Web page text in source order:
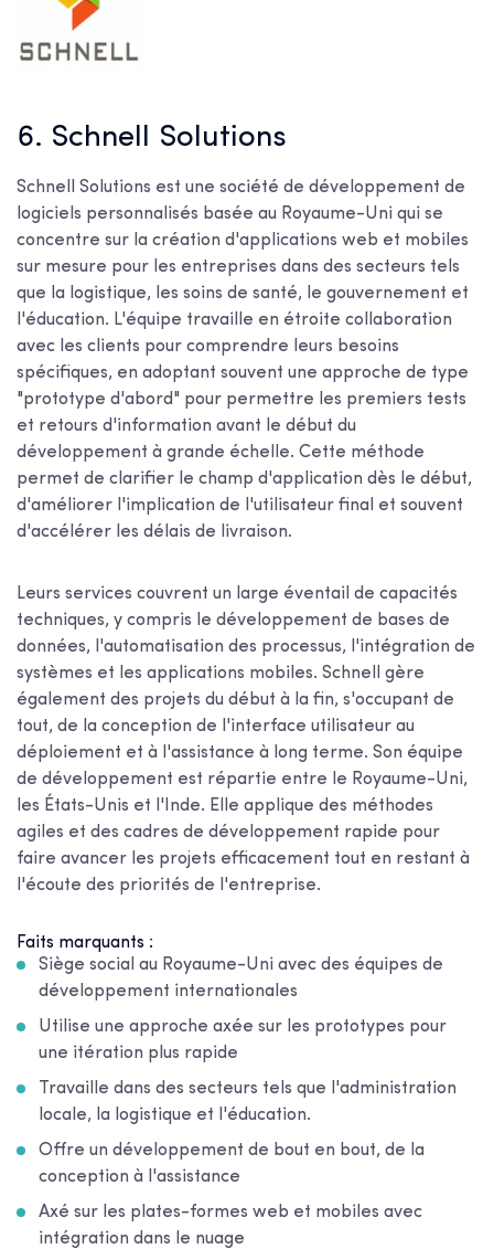
6. Schnell Solutions
Schnell Solutions est une société de développement de
logiciels personnalisés basée au Royaume-Uni qui se
concentre sur la création d'applications web et mobiles
sur mesure pour les entreprises dans des secteurs tels
que la logistique, les soins de santé, le gouvernement et
l'éducation. L'équipe travaille en étroite collaboration
avec les clients pour comprendre leurs besoins
spécifiques, en adoptant souvent une approche de type
"prototype d'abord" pour permettre les premiers tests
et retours d'information avant le début du
développement à grande échelle. Cette méthode
permet de clarifier le champ d'application dès le début,
d'améliorer l'implication de l'utilisateur final et souvent
d'accélérer les délais de livraison.
Leurs services couvrent un large éventail de capacités
techniques, y compris le développement de bases de
données, l'automatisation des processus, l'intégration de
systèmes et les applications mobiles. Schnell gère
également des projets du début à la fin, s'occupant de
tout, de la conception de l'interface utilisateur au
déploiement et à l'assistance à long terme. Son équipe
de développement est répartie entre le Royaume-Uni,
les États-Unis et l'Inde. Elle applique des méthodes
agiles et des cadres de développement rapide pour
faire avancer les projets efficacement tout en restant à
l'écoute des priorités de l'entreprise.
Faits marquants :
Siège social au Royaume-Uni avec des équipes de
développement internationales
Utilise une approche axée sur les prototypes pour
une itération plus rapide
Travaille dans des secteurs tels que l'administration
locale, la logistique et l'éducation.
Offre un développement de bout en bout, de la
conception à l'assistance
Axé sur les plates-formes web et mobiles avec
intégration dans le nuage